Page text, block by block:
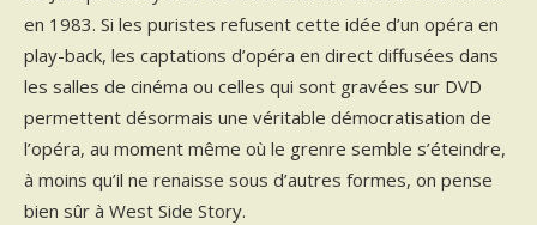
en 1983. Si les puristes refusent cette idée d’un opéra en
play-back, les captations d’opéra en direct diffusées dans
les salles de cinéma ou celles qui sont gravées sur DVD
permettent désormais une véritable démocratisation de
l’opéra, au moment même où le grenre semble s’éteindre,
à moins qu’il ne renaisse sous d’autres formes, on pense
bien sûr à West Side Story.